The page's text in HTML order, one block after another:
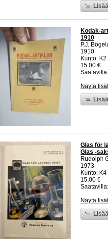
Kodak-
1910
P.J.
1910
Kunto:
15.00 €
Näytä
Glas för
Glas -
Rudolph
1973
Kunto:
15.00 €
Näytä